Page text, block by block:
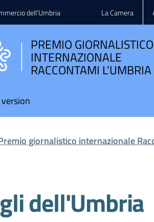
dell'Umbria La Camera
PREMIO GIORNALISTICO
INTERNAZIONALE
RACCONTAMI L'UMBRIA
giornalistico internazionale
dell'Umbria